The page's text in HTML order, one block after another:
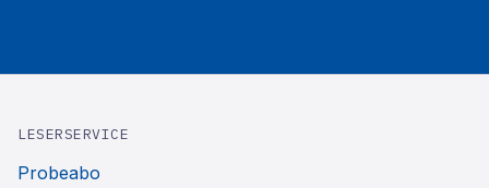
LESERSERVICE
Probeabo